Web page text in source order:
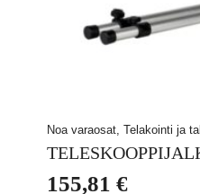
Noa varaosat, Telakointi ja
155,81 €